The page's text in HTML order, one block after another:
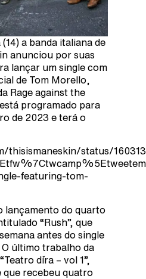
a banda italiana de
anunciou por suas
lançar um single com
de Tom Morello,
Rage against the
programado para
de 2023 e terá o
thisismaneskin/status/
featuring-tom-
lançamento do quarto
“Rush”, que
antes do single
último trabalho da
d´ira – vol 1”,
que recebeu quatro